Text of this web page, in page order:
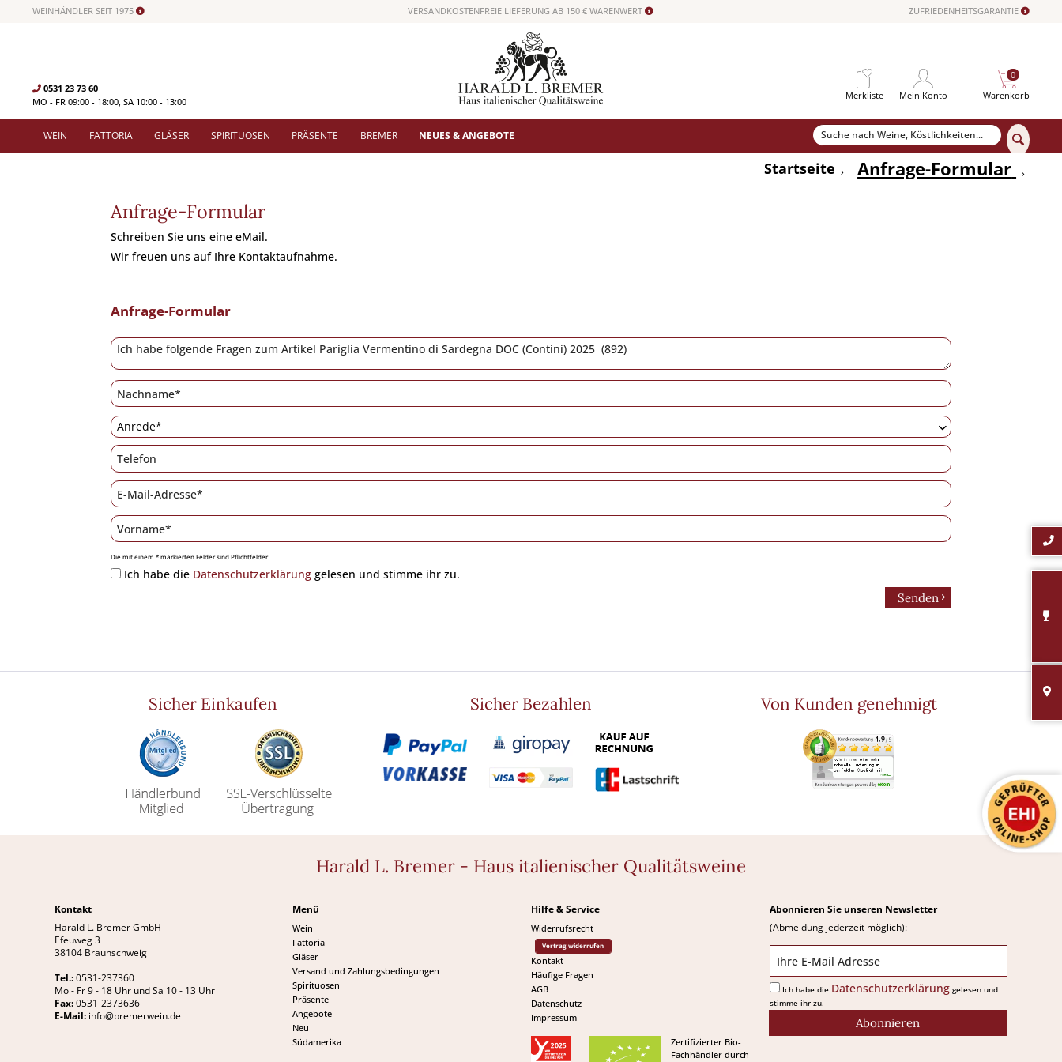
WEINHÄNDLER SEIT 1975 VERSANDKOSTENFREIE LIEFERUNG AB 150 € WARENWERT ZUFRIEDENHEITSGARANTIE
0531 23 73 60
MO - FR 09:00 - 18:00, SA 10:00 - 13:00
Merkliste Mein Konto Warenkorb
0
WEIN FATTORIA GLÄSER SPIRITUOSEN PRÄSENTE BREMER NEUES & ANGEBOTE
Startseite
Anfrage-Formular
Anfrage-Formular
Schreiben Sie uns eine eMail.
Wir freuen uns auf Ihre Kontaktaufnahme.
Anfrage-Formular
Die mit einem * markierten Felder sind Pflichtfelder.
Ich habe die Datenschutzerklärung gelesen und stimme ihr zu.
Senden
Sicher Einkaufen Sicher Bezahlen Von Kunden genehmigt
Harald L. Bremer - Haus italienischer Qualitätsweine
Kontakt
Harald L. Bremer GmbH
Efeuweg 3
38104 Braunschweig
Tel.:0531-237360
Mo - Fr 9 - 18 Uhr und Sa 10 - 13 Uhr
Fax:0531-2373636
E-Mail: info@bremerwein.de
Menü
Wein
Fattoria
Gläser
Versand und Zahlungsbedingungen
Spirituosen
Präsente
Angebote
Neu
Südamerika
Hilfe & Service
Widerrufsrecht
Vertrag widerrufen
Kontakt
Häufige Fragen
AGB
Datenschutz
Impressum
Zertifizierter Bio-
Fachhändler durch
Abonnieren Sie unseren Newsletter
(Abmeldung jederzeit möglich):
Ich habe die Datenschutzerklärunggelesen und
stimme ihr zu.
Abonnieren